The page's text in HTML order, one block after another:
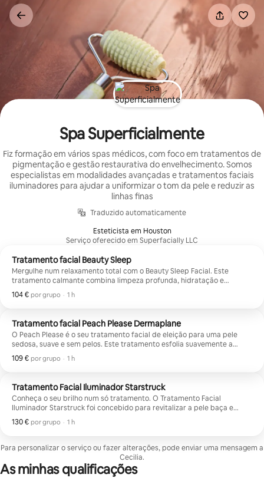
Saltar
para
Spa Superficialmente
Fiz formação em vários spas médicos, com foco em tratamentos de
pigmentação e gestão restaurativa do envelhecimento. Somos
especialistas em modalidades avançadas e tratamentos faciais
iluminadores para ajudar a uniformizar o tom da pele e reduzir as
linhas finas
Traduzido automaticamente
Esteticista em Houston
Serviço oferecido em Superfacially LLC
Tratamento facial Beauty Sleep
Mergulhe num relaxamento total com o Beauty Sleep Facial. Este
tratamento calmante combina limpeza profunda, hidratação e
cuidados para aumentar o brilho com uma massagem luxuosa no couro
cabeludo, pescoço, ombros e rosto, concebida para eliminar a tensão
stressada, cansada ou sem brilho que precisa de uma reposição e de
um pequeno momento de autocuidado.
104 € por grupo
104 € por grupo
, · 1 h
Tratamento facial Peach Please Dermaplane
O Peach Please é o seu tratamento facial de eleição para uma pele
sedosa, suave e sem pelos. Este tratamento esfolia suavemente a
acumulação de pele morta e o pelo facial, ao mesmo tempo que
hidrata profundamente e refresca a pele para uma tez
da aplicação de maquilhagem e ideal para quem quer uma textura
mais suave e aquele brilho limpo e polido.
109 € por grupo
109 € por grupo
, · 1 h
Tratamento Facial Iluminador Starstruck
Conheça o seu brilho num só tratamento. O Tratamento Facial
Iluminador Starstruck foi concebido para revitalizar a pele baça e
irregular com hidratação profunda, ingredientes iluminadores
específicos e infusão avançada de sérum para uma tez mais suave e
radiante. Perfeita para pigmentação, marcas pós-acne, pele cansada e
para quem quer aquele brilho fresco e iluminado de dentro para fora,
sem tempo de recuperação.
130 € por grupo
130 € por grupo
, · 1 h
Para personalizar o serviço ou fazer alterações, pode enviar uma mensagem a
Cecilia.
As minhas qualificações